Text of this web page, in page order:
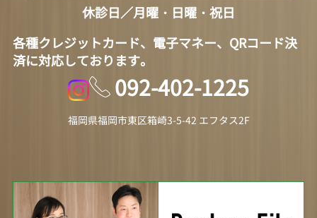
休診日／月曜・日曜・祝日
各種クレジットカード、電子マネー、QRコード決
済に対応しております。
092-402-1225
福岡県福岡市東区箱崎3-5-42 エフタス2F